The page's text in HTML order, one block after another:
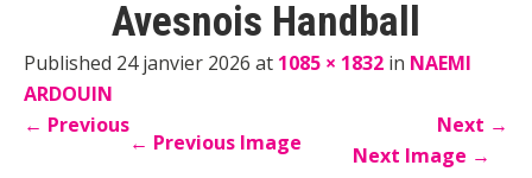
Avesnois Handball
Published 24 janvier 2026 at 1085 × 1832 in NAEMI
ARDOUIN
← Previous Next →
← Previous Image Next Image →